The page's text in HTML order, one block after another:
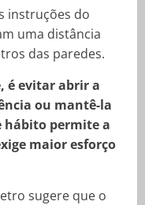
instruções do
uma distância
das paredes.
é evitar abrir a
ou mantê-la
hábito permite a
maior esforço
sugere que o